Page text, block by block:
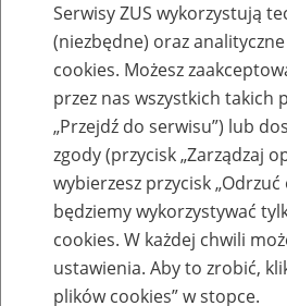
Emerytury
Baza
przekształconych
Serwisy ZUS wykorzystują
(niezbędne) oraz
cookies. Możesz
przez nas wszystkich takich
„Przejdź do serwisu”) lub
zgody (przycisk „Zarządzaj
wybierzesz przycisk
będziemy wykorzystywać
cookies. W każdej chwili
ustawienia. Aby to zrobić,
plików cookies” w stopce.